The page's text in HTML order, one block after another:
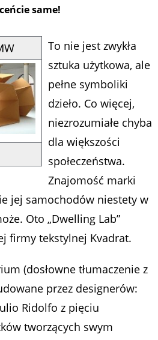
same!
To nie jest zwykła
sztuka użytkowa, ale
pełne symboliki
dzieło. Co więcej,
niezrozumiałe chyba
dla większości
społeczeństwa.
Znajomość marki
jej samochodów niestety w
Oto „Dwelling Lab”
firmy tekstylnej Kvadrat.
(dosłowne tłumaczenie z
przez designerów:
Ridolfo z pięciu
tworzących swym